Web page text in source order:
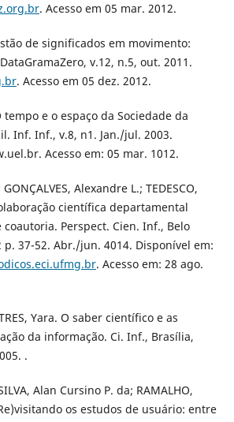
. Acesso em 05 mar. 2012.
de significados em movimento:
v.12, n.5, out. 2011.
. Acesso em 05 dez. 2012.
tempo e o espaço da Sociedade da
Inf. Inf., v.8, n1. Jan./jul. 2003.
Acesso em: 05 mar. 1012.
Alexandre L.; TEDESCO,
científica departamental
Perspect. Cien. Inf., Belo
p. 37-52. Abr./jun. 4014. Disponível em:
. Acesso em: 28 ago.
Yara. O saber científico e as
da informação. Ci. Inf., Brasília,
.
Alan Cursino P. da; RAMALHO,
os estudos de usuário: entre